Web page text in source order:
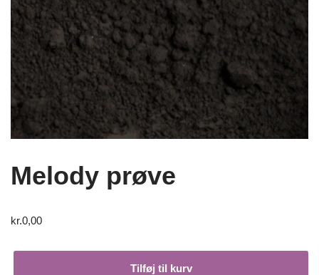
Melody prøve
kr.0,00
Tilføj til kurv